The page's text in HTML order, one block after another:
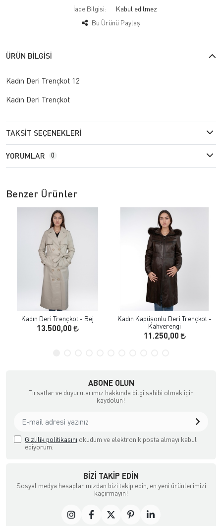
İade Bilgisi:
Bu Ürünü Paylaş
ÜRÜN BILGISI
Kadın Deri Trençkot 12
Kadın Deri Trençkot
TAKSIT SEÇENEKLERI
YORUMLAR 0
Benzer Ürünler
Kadın Deri Trençkot - Bej
13.500,00
Kadın Kapüşonlu Deri Trençkot -
Kahverengi
11.250,00
ABONE OLUN
Fırsatlar ve duyurularımız hakkında bilgi sahibi olmak için
kaydolun!
Gizlilik politikasını okudum ve elektronik posta almayı kabul
ediyorum.
BIZI TAKIP EDIN
Sosyal medya hesaplarımızdan bizi takip edin, en yeni ürünlerimizi
kaçırmayın!